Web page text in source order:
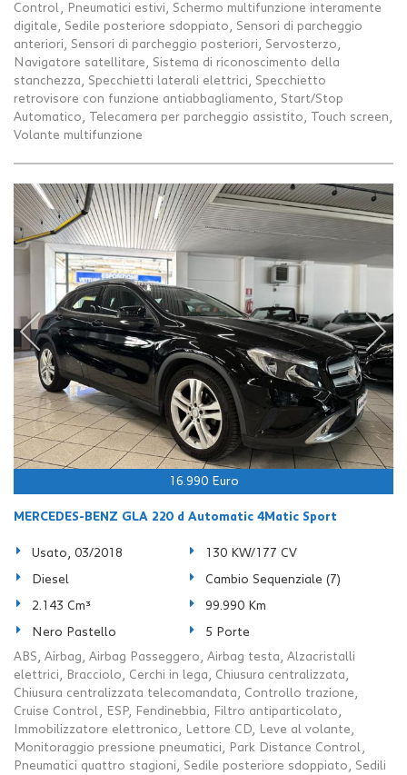
Control, Pneumatici estivi, Schermo multifunzione interamente
digitale, Sedile posteriore sdoppiato, Sensori di parcheggio
anteriori, Sensori di parcheggio posteriori, Servosterzo,
Navigatore satellitare, Sistema di riconoscimento della
stanchezza, Specchietti laterali elettrici, Specchietto
retrovisore con funzione antiabbagliamento, Start/Stop
Automatico, Telecamera per parcheggio assistito, Touch screen,
Volante multifunzione
16.990 Euro
MERCEDES-BENZ GLA 220 d Automatic 4Matic Sport
Usato, 03/2018 130 KW/177 CV
Diesel Cambio Sequenziale (7)
2.143 Cm³ 99.990 Km
Nero Pastello
5 Porte
ABS, Airbag, Airbag Passeggero, Airbag testa, Alzacristalli
elettrici, Bracciolo, Cerchi in lega, Chiusura centralizzata,
Chiusura centralizzata telecomandata, Controllo trazione,
Cruise Control, ESP, Fendinebbia, Filtro antiparticolato,
Immobilizzatore elettronico, Lettore CD, Leve al volante,
Monitoraggio pressione pneumatici, Park Distance Control,
Pneumatici quattro stagioni, Sedile posteriore sdoppiato, Sedili